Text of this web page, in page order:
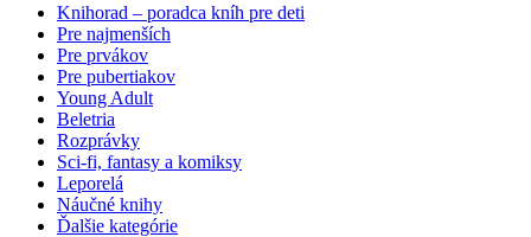
Knihorad – poradca kníh pre deti
Pre najmenších
Pre prvákov
Pre pubertiakov
Young Adult
Beletria
Rozprávky
Sci-fi, fantasy a komiksy
Leporelá
Náučné knihy
Ďalšie kategórie